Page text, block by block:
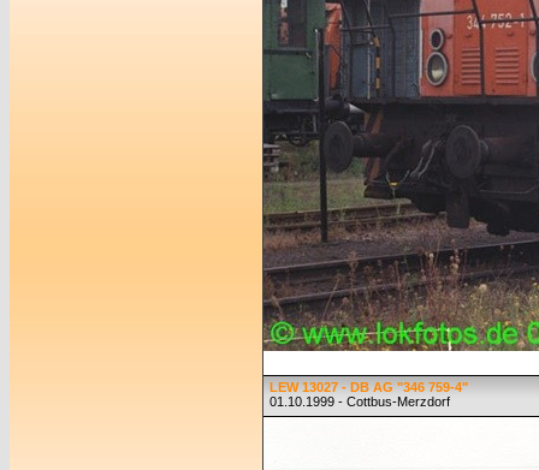
LEW 13027 - DB AG "346 759-4"
01.10.1999 - Cottbus-Merzdorf